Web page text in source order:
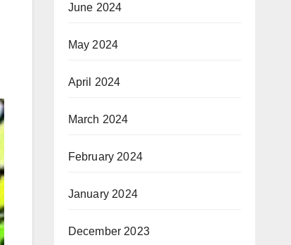
June 2024
May 2024
April 2024
March 2024
February 2024
January 2024
December 2023